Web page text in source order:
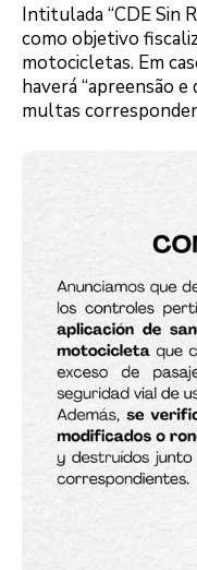
Intitulada “CDE Sin
como objetivo
motocicletas. Em
haverá “apreensão
multas